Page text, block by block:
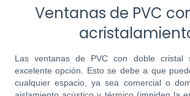
Ventanas de PVC
Las ventanas de PVC con doble cristal
excelente opción. Esto se debe a que
cualquier espacio, ya sea comercial o